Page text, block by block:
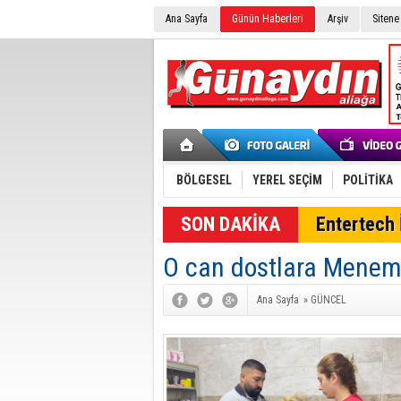
Ana Sayfa Günün Haberleri Arşiv
BÖLGESEL YEREL SEÇİM POLİTİKA
SON DAKİKA Entertech
O can dostlara
Ana Sayfa » GÜNCEL